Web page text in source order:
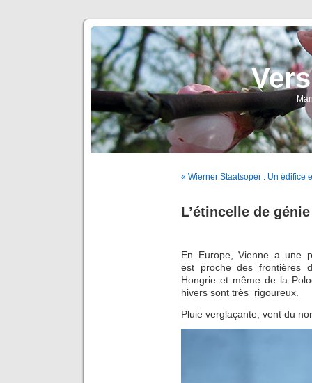
« Wierner Staatsoper : Un édifice
L’étincelle de
En Europe, Vienne a une
est proche des frontières
Hongrie et même de la
hivers sont très rigoureux.
Pluie verglaçante, vent du